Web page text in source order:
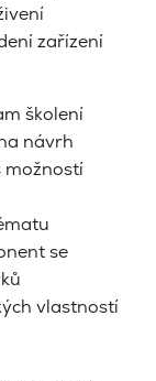
zařízení
školení
návrh
možností
se
vlastností